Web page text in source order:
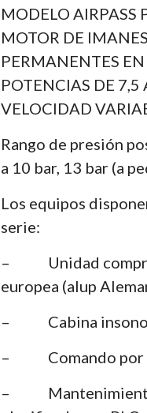
MODELO AIRPASS
MOTOR DE IMANES
PERMANENTES EN
POTENCIAS DE 7,5
VELOCIDAD
Rango de presión
a 10 bar, 13 bar (a
Los equipos
serie:
– Unidad
europea (alup
– Cabina
– Comando por
–